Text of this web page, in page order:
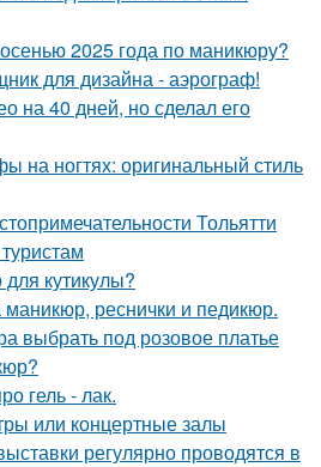
2025 года по маникюру?
для дизайна - аэрограф!
на 40 дней, но сделал его
на ногтях: оригинальный стиль
Тольятти
кутикулы?
реснички и педикюр.
выбрать под розовое платье
гель - лак.
или концертные залы
регулярно проводятся в